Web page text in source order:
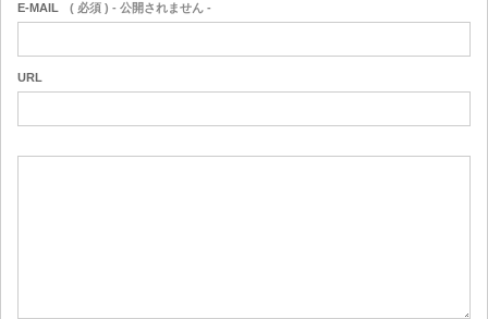
E-MAIL ( 必須 ) - 公開されません -
URL